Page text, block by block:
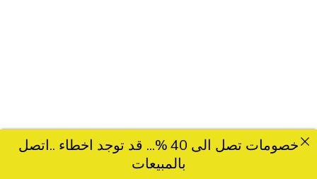
خصومات تصل الى 40 %... قد توجد اخطاء ..اتصل
بالمبيعات